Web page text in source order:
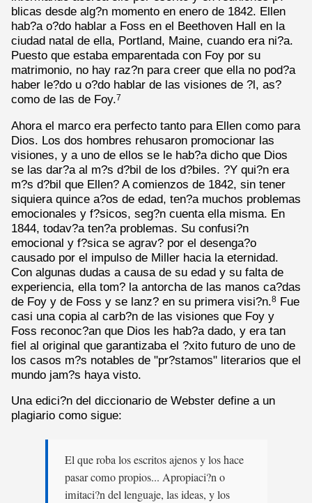
blicas desde alg?n momento en enero de 1842. Ellen
hab?a o?do hablar a Foss en el Beethoven Hall en la
ciudad natal de ella, Portland, Maine, cuando era ni?a.
Puesto que estaba emparentada con Foy por su
matrimonio, no hay raz?n para creer que ella no pod?a
haber le?do u o?do hablar de las visiones de ?l, as?
como de las de Foy.7
Ahora el marco era perfecto tanto para Ellen como para
Dios. Los dos hombres rehusaron promocionar las
visiones, y a uno de ellos se le hab?a dicho que Dios
se las dar?a al m?s d?bil de los d?biles. ?Y qui?n era
m?s d?bil que Ellen? A comienzos de 1842, sin tener
siquiera quince a?os de edad, ten?a muchos problemas
emocionales y f?sicos, seg?n cuenta ella misma. En
1844, todav?a ten?a problemas. Su confusi?n
emocional y f?sica se agrav? por el desenga?o
causado por el impulso de Miller hacia la eternidad.
Con algunas dudas a causa de su edad y su falta de
experiencia, ella tom? la antorcha de las manos ca?das
de Foy y de Foss y se lanz? en su primera visi?n.8 Fue
casi una copia al carb?n de las visiones que Foy y
Foss reconoc?an que Dios les hab?a dado, y era tan
fiel al original que garantizaba el ?xito futuro de uno de
los casos m?s notables de "pr?stamos" literarios que el
mundo jam?s haya visto.
Una edici?n del diccionario de Webster define a un
plagiario como sigue:
El que roba los escritos ajenos y los hace
pasar como propios... Apropiaci?n o
imitaci?n del lenguaje, las ideas, y los